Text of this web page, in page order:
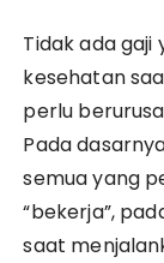
Tidak ada gaji
kesehatan
perlu
Pada
semua yang
“bekerja”,
saat